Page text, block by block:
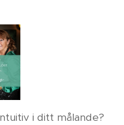
i ditt målande?